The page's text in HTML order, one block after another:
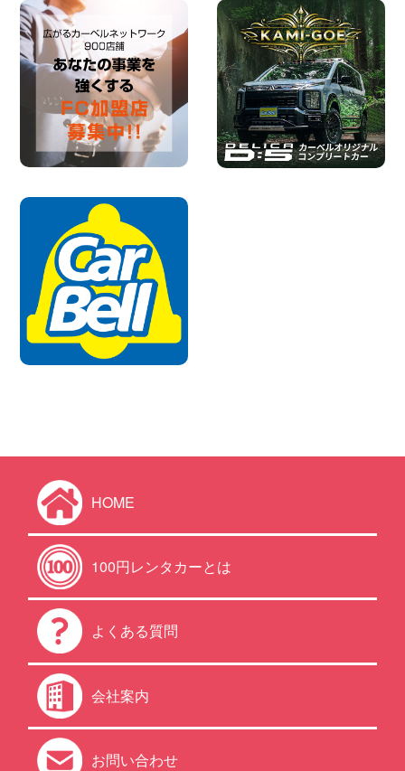
HOME
100円レンタカーとは
よくある質問
会社案内
お問い合わせ